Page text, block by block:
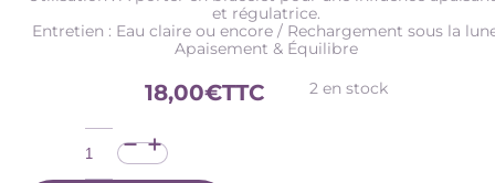
et régulatrice.
Entretien : Eau claire ou encore / Rechargement sous la
Apaisement & Équilibre
18,00€TTC 2 en stock
quantité
de
Bouddha